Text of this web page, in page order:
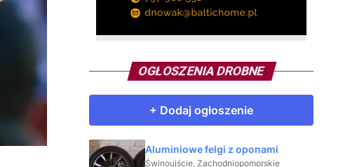
OGŁOSZENIA DROBNE